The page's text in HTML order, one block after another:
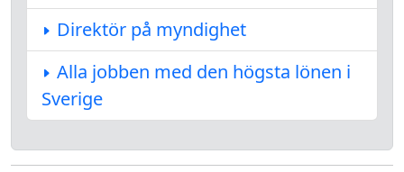
Direktör på myndighet
Alla jobben med den högsta lönen i
Sverige